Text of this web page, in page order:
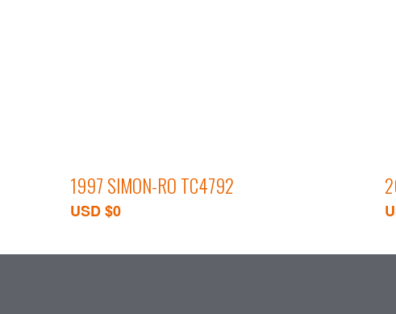
1997 SIMON-RO TC4792
USD $0